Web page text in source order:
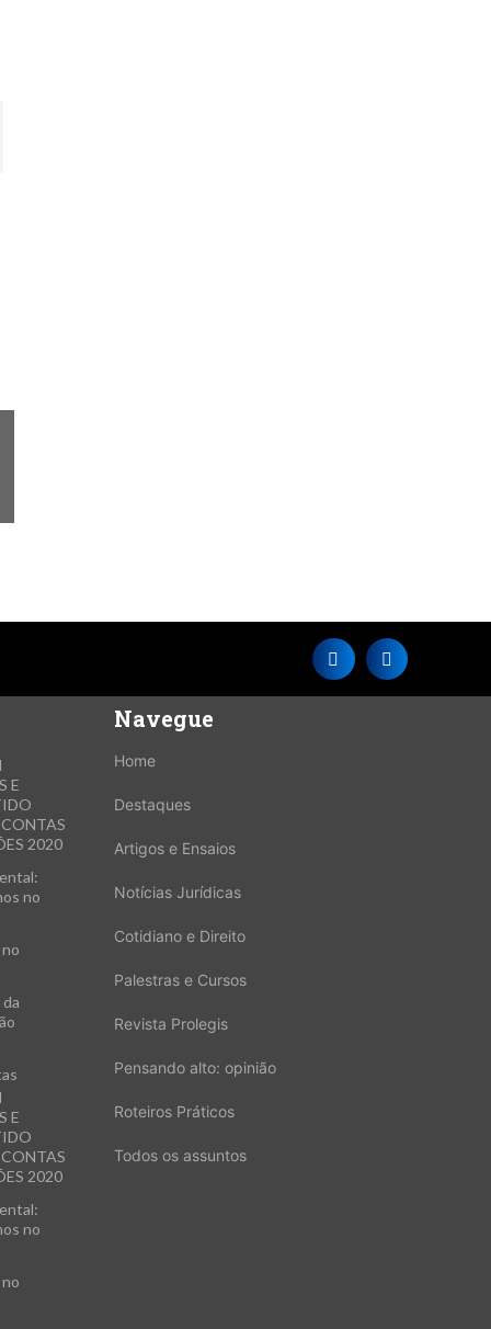
E
2020
no
E
2020
no
Navegue
Home
Destaques
Artigos e Ensaios
Notícias Jurídicas
Cotidiano e Direito
Palestras e Cursos
Revista Prolegis
Pensando alto: opinião
Roteiros Práticos
Todos os assuntos